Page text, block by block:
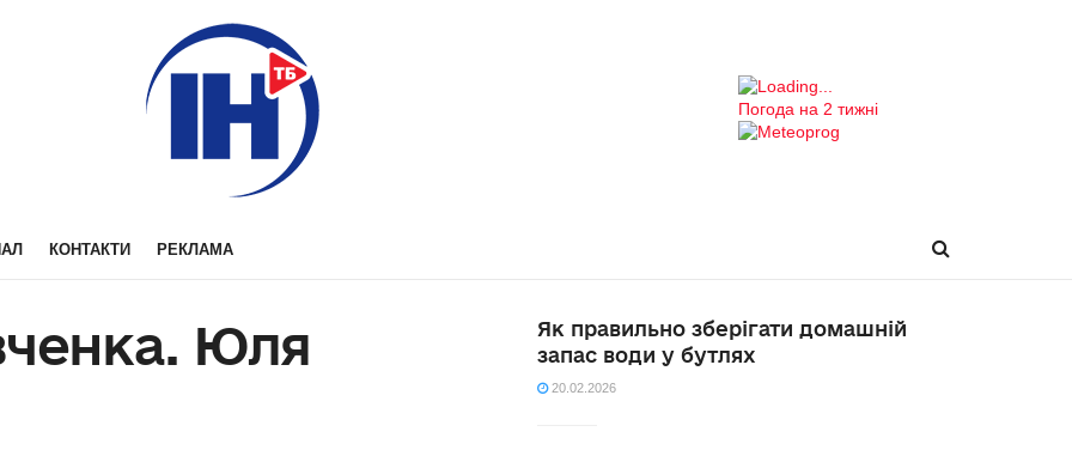
Погода на 2 тижні
КОНТАКТИ РЕКЛАМА
Юля
Як правильно зберігати домашній
запас води у бутлях
20.02.2026